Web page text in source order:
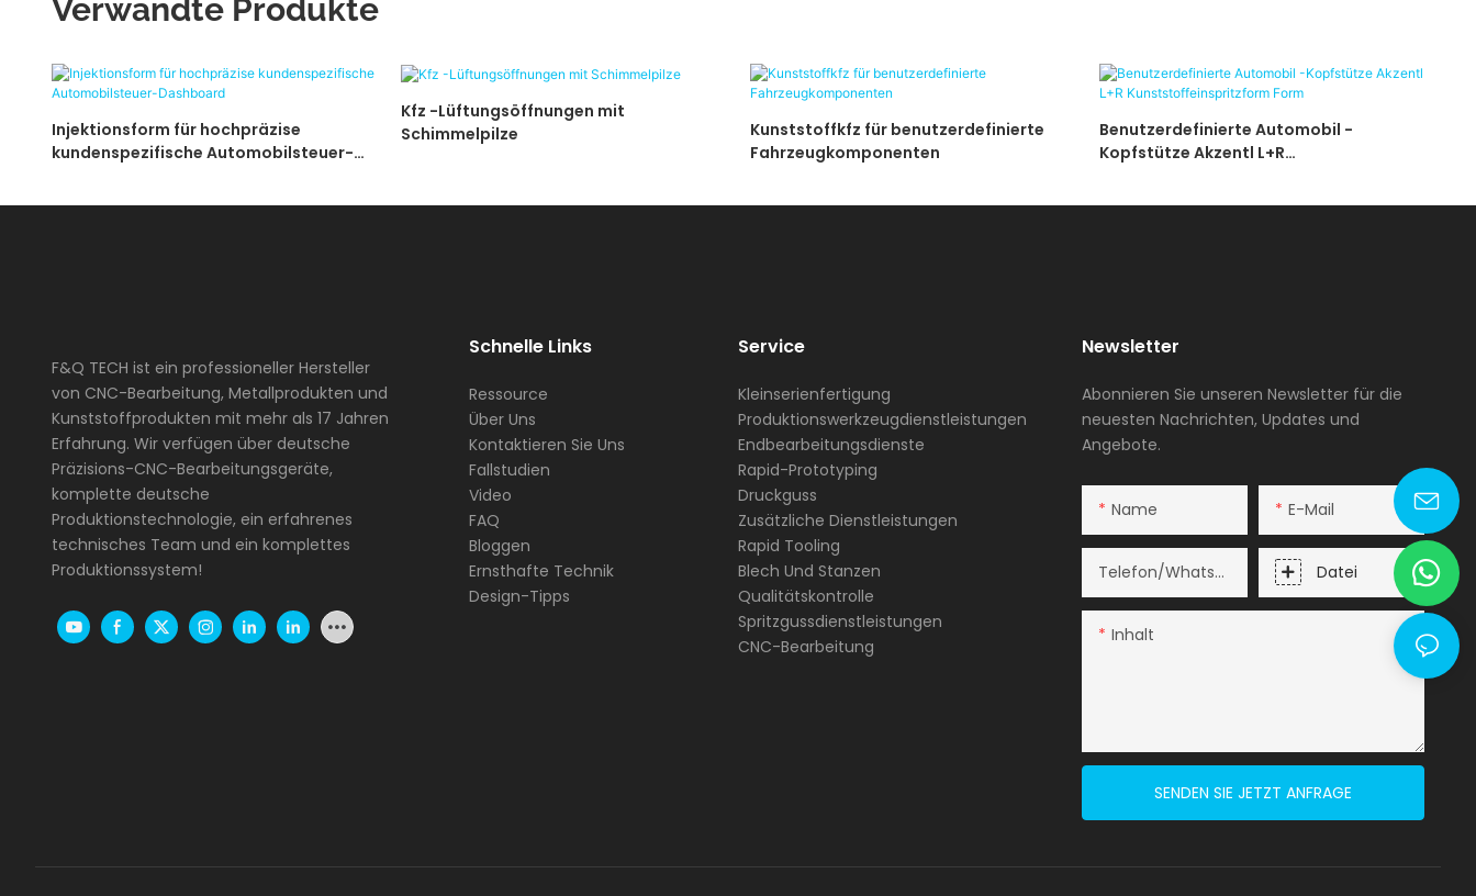
Verwandte Produkte
Injektionsform für hochpräzise
kundenspezifische Automobilsteuer-
Kfz -Lüftungsöffnungen mit
Schimmelpilze
Kunststoffkfz für benutzerdefinierte
Fahrzeugkomponenten
Benutzerdefinierte Automobil -
Kopfstütze Akzentl L+R
F&Q TECH ist ein professioneller Hersteller
von CNC-Bearbeitung, Metallprodukten und
Kunststoffprodukten mit mehr als 17 Jahren
Erfahrung. Wir verfügen über deutsche
Präzisions-CNC-Bearbeitungsgeräte,
komplette deutsche
Produktionstechnologie, ein erfahrenes
technisches Team und ein komplettes
Produktionssystem!
Schnelle Links
Ressource
Über Uns
Kontaktieren Sie Uns
Fallstudien
Video
FAQ
Bloggen
Ernsthafte Technik
Design-Tipps
Service
Kleinserienfertigung
Produktionswerkzeugdienstleistungen
Endbearbeitungsdienste
Rapid-Prototyping
Druckguss
Zusätzliche Dienstleistungen
Rapid Tooling
Blech Und Stanzen
Qualitätskontrolle
Spritzgussdienstleistungen
CNC-Bearbeitung
Newsletter
Abonnieren Sie unseren Newsletter für die
neuesten Nachrichten, Updates und
Angebote.
Name E-Mail
Telefon/WhatsApp Datei
Inhalt
SENDEN SIE JETZT ANFRAGE